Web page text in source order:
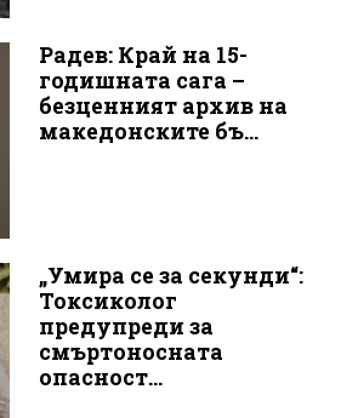
Радев: Край на 15-
годишната сага –
безценният архив на
македонските бъ...
„Умира се за секунди“:
Токсиколог
предупреди за
смъртоносната
опасност...